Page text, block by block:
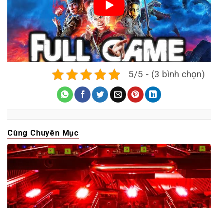
5/5 - (3 bình chọn)
Cùng Chuyên Mục